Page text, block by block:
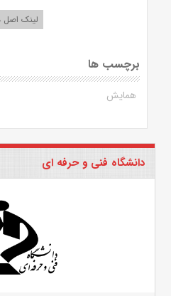
لینک اصل
برچسب ها
همایش
دانشگاه فنی و حرفه ای